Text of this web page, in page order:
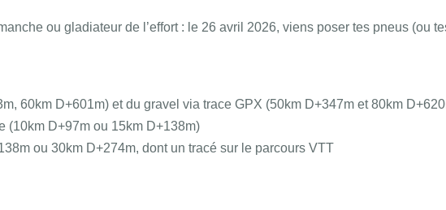
ou gladiateur de l’effort : le 26 avril 2026, viens poser tes pneus (ou
60km D+601m) et du gravel via trace GPX (50km D+347m et 80km
(10km D+97m ou 15km D+138m)
ou 30km D+274m, dont un tracé sur le parcours VTT